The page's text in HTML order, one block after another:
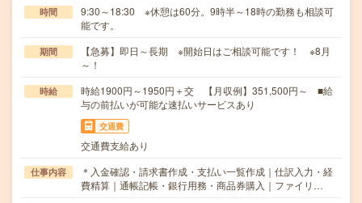
時間
9:30～18:30 ※休憩は60分。9時半～18時の勤務も相談可
能です。
期間
【急募】即日～長期 ※開始日はご相談可能です！ ※8月
～！
時給
時給1900円～1950円＋交 【月収例】351,500円～ ■給
与の前払いが可能な速払いサービスあり
交通費
交通費支給あり
仕事内容
＊入金確認・請求書作成・支払い一覧作成｜仕訳入力・経
費精算｜通帳記帳・銀行用務・商品券購入｜ファイリ…